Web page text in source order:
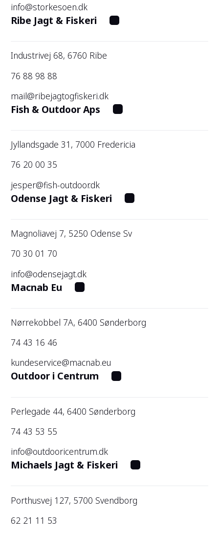
info@storkesoen.dk
Ribe Jagt & Fiskeri
Industrivej 68, 6760 Ribe
76 88 98 88
mail@ribejagtogfiskeri.dk
Fish & Outdoor Aps
Jyllandsgade 31, 7000 Fredericia
76 20 00 35
jesper@fish-outdoor.dk
Odense Jagt & Fiskeri
Magnoliavej 7, 5250 Odense Sv
70 30 01 70
info@odensejagt.dk
Macnab Eu
Nørrekobbel 7A, 6400 Sønderborg
74 43 16 46
kundeservice@macnab.eu
Outdoor i Centrum
Perlegade 44, 6400 Sønderborg
74 43 53 55
info@outdooricentrum.dk
Michaels Jagt & Fiskeri
Porthusvej 127, 5700 Svendborg
62 21 11 53